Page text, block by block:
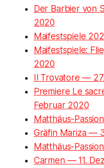
Der Barbier von
2020
Maifestspiele
Maifestspiele:
2020
Il Trovatore —
Premiere Le
Februar 2020
Matthäus-
Gräfin Mariza —
Matthäus-
Carmen — 11.